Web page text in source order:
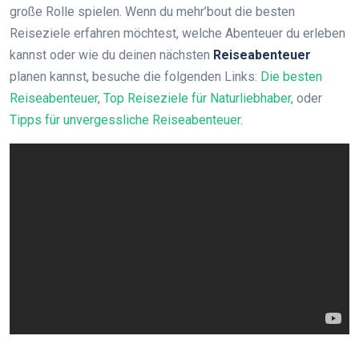
große Rolle spielen. Wenn du mehr’bout die besten
Reiseziele erfahren möchtest, welche Abenteuer du erleben
kannst oder wie du deinen nächsten Reiseabenteuer
planen kannst, besuche die folgenden Links: Die besten
Reiseabenteuer, Top Reiseziele für Naturliebhaber, oder
Tipps für unvergessliche Reiseabenteuer.